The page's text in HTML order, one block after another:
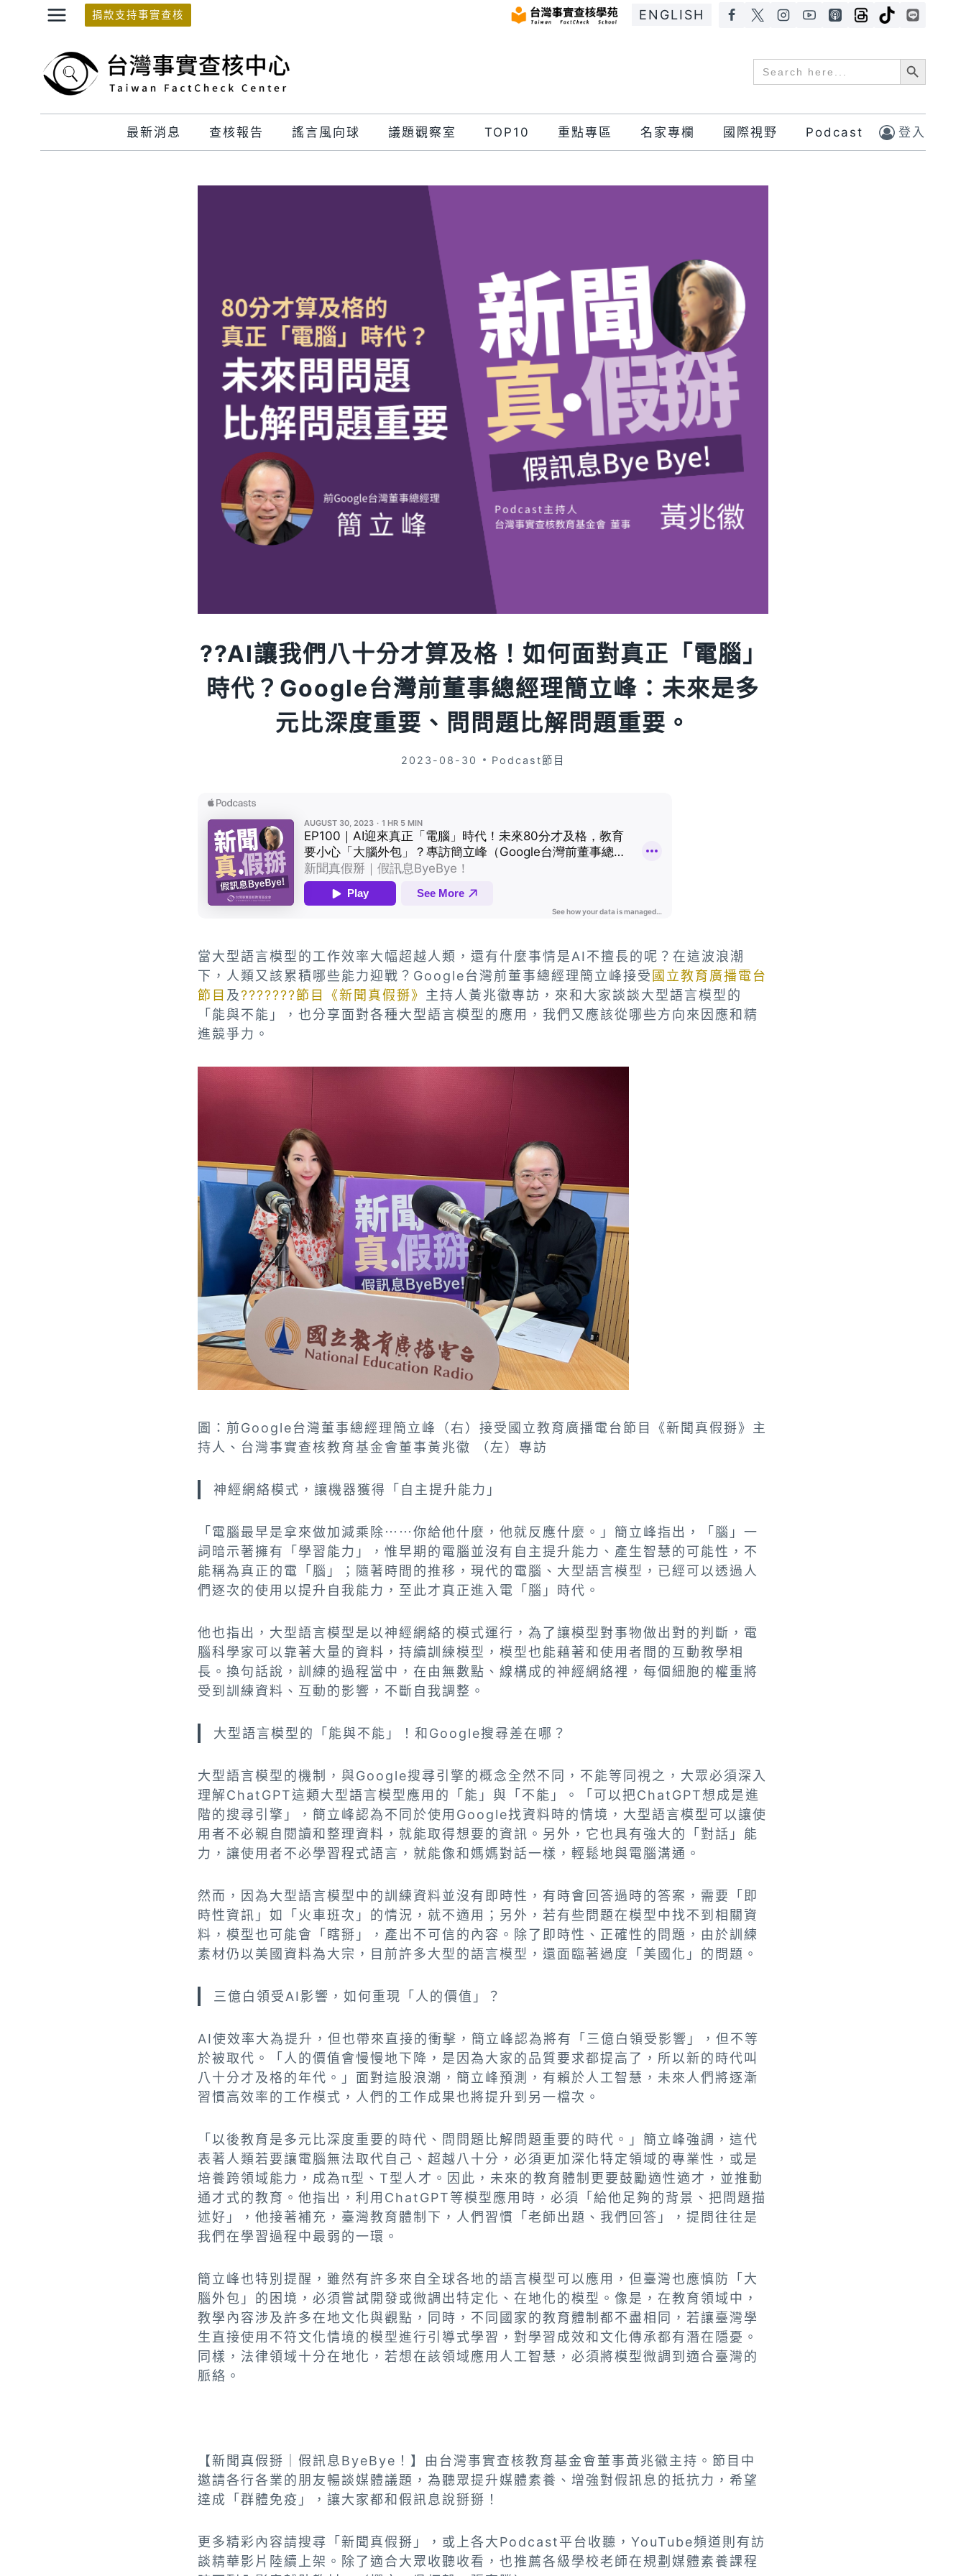
捐款支持事實查核 ENGLISH
Search
for:
Search Button
最新消息 查核報告 謠言風向球 議題觀察室 TOP10 重點專區 名家專欄 國際視野 Podcast 登入
?️?AI讓我們八十分才算及格！如何面對真正「電腦」
時代？Google台灣前董事總經理簡立峰：未來是多
元比深度重要、問問題比解問題重要。
2023-08-30 Podcast節目
當大型語言模型的工作效率大幅超越人類，還有什麼事情是AI不擅長的呢？在這波浪潮
下，人類又該累積哪些能力迎戰？Google台灣前董事總經理簡立峰接受 國立教育廣播電台
節目 及???????節目《新聞真假掰》 主持人黃兆徽專訪，來和大家談談大型語言模型的
「能與不能」，也分享面對各種大型語言模型的應用，我們又應該從哪些方向來因應和精
進競爭力。
圖：前Google台灣董事總經理簡立峰（右）接受國立教育廣播電台節目《新聞真假掰》主
持人、台灣事實查核教育基金會董事黃兆徽 （左）專訪
神經網絡模式，讓機器獲得「自主提升能力」
「電腦最早是拿來做加減乘除⋯⋯你給他什麼，他就反應什麼。」簡立峰指出，「腦」一
詞暗示著擁有「學習能力」，惟早期的電腦並沒有自主提升能力、產生智慧的可能性，不
能稱為真正的電「腦」；隨著時間的推移，現代的電腦、大型語言模型，已經可以透過人
們逐次的使用以提升自我能力，至此才真正進入電「腦」時代。
他也指出，大型語言模型是以神經網絡的模式運行，為了讓模型對事物做出對的判斷，電
腦科學家可以靠著大量的資料，持續訓練模型，模型也能藉著和使用者間的互動教學相
長。換句話說，訓練的過程當中，在由無數點、線構成的神經網絡裡，每個細胞的權重將
受到訓練資料、互動的影響，不斷自我調整。
大型語言模型的「能與不能」！和Google搜尋差在哪？
大型語言模型的機制，與Google搜尋引擎的概念全然不同，不能等同視之，大眾必須深入
理解ChatGPT這類大型語言模型應用的「能」與「不能」。「可以把ChatGPT想成是進
階的搜尋引擎」，簡立峰認為不同於使用Google找資料時的情境，大型語言模型可以讓使
用者不必親自閱讀和整理資料，就能取得想要的資訊。另外，它也具有強大的「對話」能
力，讓使用者不必學習程式語言，就能像和媽媽對話一樣，輕鬆地與電腦溝通。
然而，因為大型語言模型中的訓練資料並沒有即時性，有時會回答過時的答案，需要「即
時性資訊」如「火車班次」的情況，就不適用；另外，若有些問題在模型中找不到相關資
料，模型也可能會「瞎掰」，產出不可信的內容。除了即時性、正確性的問題，由於訓練
素材仍以美國資料為大宗，目前許多大型的語言模型，還面臨著過度「美國化」的問題。
三億白領受AI影響，如何重現「人的價值」？
AI使效率大為提升，但也帶來直接的衝擊，簡立峰認為將有「三億白領受影響」，但不等
於被取代。「人的價值會慢慢地下降，是因為大家的品質要求都提高了，所以新的時代叫
八十分才及格的年代。」面對這股浪潮，簡立峰預測，有賴於人工智慧，未來人們將逐漸
習慣高效率的工作模式，人們的工作成果也將提升到另一檔次。
「以後教育是多元比深度重要的時代、問問題比解問題重要的時代。」簡立峰強調，這代
表著人類若要讓電腦無法取代自己、超越八十分，必須更加深化特定領域的專業性，或是
培養跨領域能力，成為π型、T型人才。因此，未來的教育體制更要鼓勵適性適才，並推動
通才式的教育。他指出，利用ChatGPT等模型應用時，必須「給他足夠的背景、把問題描
述好」，他接著補充，臺灣教育體制下，人們習慣「老師出題、我們回答」，提問往往是
我們在學習過程中最弱的一環。
簡立峰也特別提醒，雖然有許多來自全球各地的語言模型可以應用，但臺灣也應慎防「大
腦外包」的困境，必須嘗試開發或微調出特定化、在地化的模型。像是，在教育領域中，
教學內容涉及許多在地文化與觀點，同時，不同國家的教育體制都不盡相同，若讓臺灣學
生直接使用不符文化情境的模型進行引導式學習，對學習成效和文化傳承都有潛在隱憂。
同樣，法律領域十分在地化，若想在該領域應用人工智慧，必須將模型微調到適合臺灣的
脈絡。
【新聞真假掰｜假訊息ByeBye！】由台灣事實查核教育基金會董事黃兆徽主持。節目中
邀請各行各業的朋友暢談媒體議題，為聽眾提升媒體素養、增強對假訊息的抵抗力，希望
達成「群體免疫」，讓大家都和假訊息說掰掰！
更多精彩內容請搜尋「新聞真假掰」，或上各大Podcast平台收聽，YouTube頻道則有訪
談精華影片陸續上架。除了適合大眾收聽收看，也推薦各級學校老師在規劃媒體素養課程